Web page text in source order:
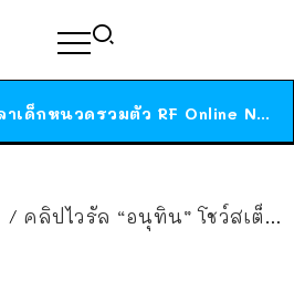
สาวญี่ปุ่นโดนแมวตัวเองกัด ไม่ได้ไปหาหมอตั้งแต่เนิ่นๆ สุดท้ายขาบวม กลายเป็นโรคเนื้อเน่า เตือนทาสแมวทั้งหลายให้ระวัง
/ คลิปไวรัล “อนุทิน” โชว์สเต็ปโซโล่คีย์บอร์ด งานดีสูสีธนาธรร้องเพลง มือกีตาร์แทบไม่ละสายตา